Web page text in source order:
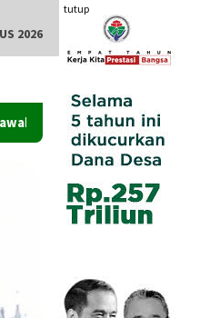
tutup
2026
Pejabat Administrator Dan